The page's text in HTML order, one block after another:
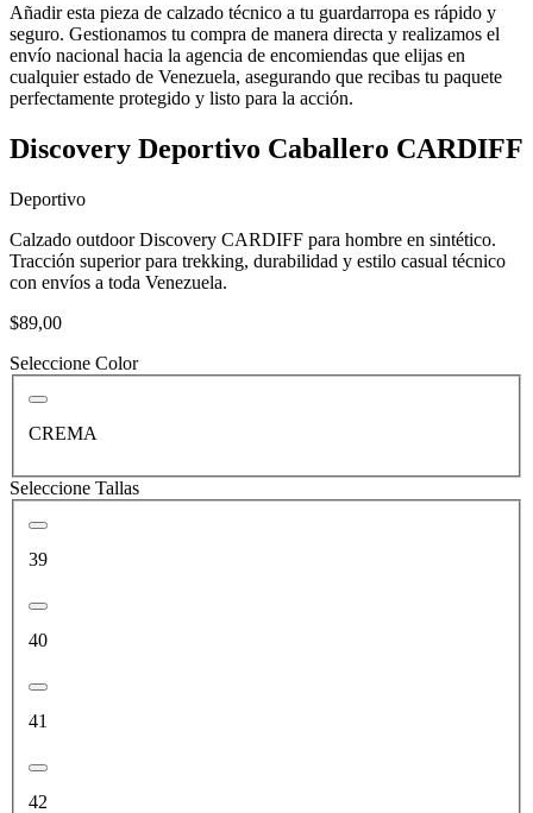
Añadir esta pieza de calzado técnico a tu guardarropa es rápido y
seguro. Gestionamos tu compra de manera directa y realizamos el
envío nacional hacia la agencia de encomiendas que elijas en
cualquier estado de Venezuela, asegurando que recibas tu paquete
perfectamente protegido y listo para la acción.
Discovery Deportivo Caballero CARDIFF
Deportivo
Calzado outdoor Discovery CARDIFF para hombre en sintético.
Tracción superior para trekking, durabilidad y estilo casual técnico
con envíos a toda Venezuela.
$89,00
Seleccione Color
CREMA
Seleccione Tallas
39
40
41
42